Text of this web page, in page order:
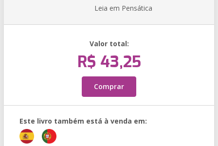
Leia em Pensática
Valor total:
R$ 43,25
Comprar
Este livro também está à venda em: